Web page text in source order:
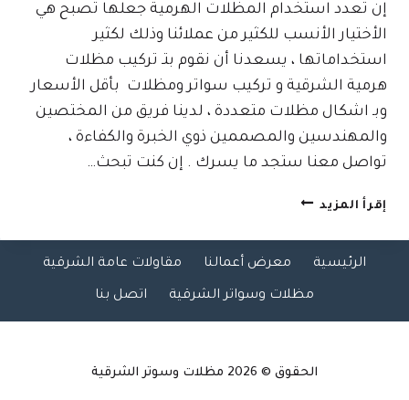
إن تعدد استخدام المظلات الهرمية جعلها تصبح هي
الأختيار الأنسب للكثير من عملائنا وذلك لكثير
استخداماتها ، يسعدنا أن نقوم بتـ تركيب مظلات
هرمية الشرقية و تركيب سواتر ومظلات بأقل الأسعار
وبـ اشكال مظلات متعددة ، لدينا فريق من المختصين
والمهندسين والمصممين ذوي الخبرة والكفاءة ،
تواصل معنا ستجد ما يسرك . إن كنت تبحث…
إقرأ المزيد مظلات
الشرقية
|
ومظلات
الرئيسية معرض أعمالنا مقاولات عامة الشرقية
مظلات وسواتر الشرقية اتصل بنا
الحقوق © 2026 مظلات وسوتر الشرقية